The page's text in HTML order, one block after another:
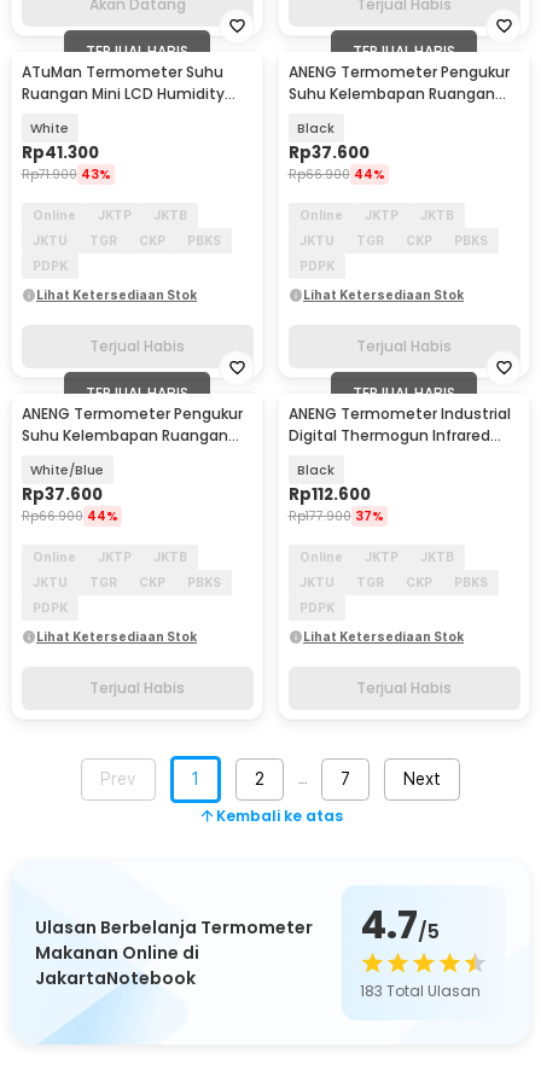
TERJUAL HABIS
ATuMan Termometer Suhu
Ruangan Mini LCD Humidity
White
Rp41.300
Rp71.900 43%
Online JKTP
JKTB
JKTU
TGR CKP
PBKS
PDPK
Lihat Ketersediaan Stok
Terjual Habis
TERJUAL HABIS
ANENG Termometer Pengukur
Suhu Kelembapan Ruangan
Black
Rp37.600
Rp66.900 44%
Online JKTP
JKTB
JKTU
TGR CKP
PBKS
PDPK
Lihat Ketersediaan Stok
Terjual Habis
TERJUAL HABIS
ANENG Termometer Pengukur
Suhu Kelembapan Ruangan
White/Blue
Rp37.600
Rp66.900 44%
Online JKTP
JKTB
JKTU
TGR CKP
PBKS
PDPK
Lihat Ketersediaan Stok
Terjual Habis
TERJUAL HABIS
ANENG Termometer Industrial
Digital Thermogun Infrared
Black
Rp112.600
Rp177.900 37%
Online JKTP
JKTB
JKTU
TGR CKP
PBKS
PDPK
Lihat Ketersediaan Stok
Terjual Habis
Prev 1 2 7 Next
Kembali ke atas
Ulasan Berbelanja Termometer
Makanan Online di
JakartaNotebook
4.7/5
183 Total Ulasan